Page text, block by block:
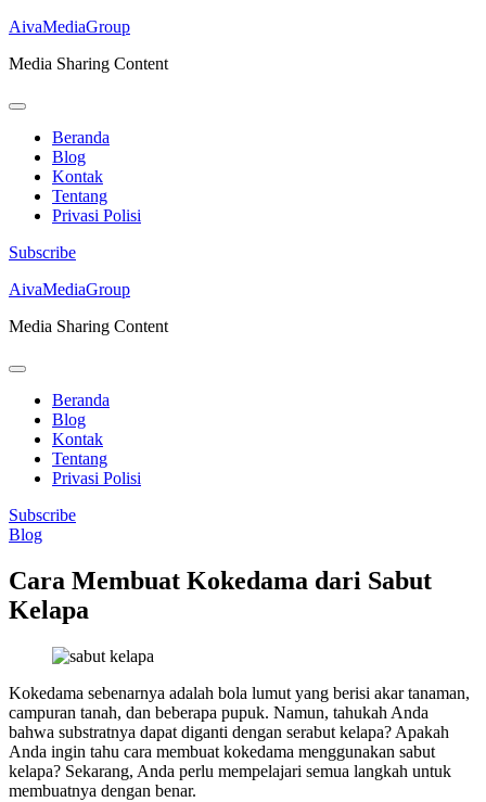
AivaMediaGroup
Media Sharing Content
Beranda
Blog
Kontak
Tentang
Privasi Polisi
Subscribe
Lompat
konten
Enter)
AivaMediaGroup
Media Sharing Content
Beranda
Blog
Kontak
Tentang
Privasi Polisi
Subscribe
Blog
Cara Membuat Kokedama dari Sabut
Kelapa
Kokedama sebenarnya adalah bola lumut yang berisi akar tanaman,
campuran tanah, dan beberapa pupuk. Namun, tahukah Anda
bahwa substratnya dapat diganti dengan serabut kelapa? Apakah
Anda ingin tahu cara membuat kokedama menggunakan sabut
kelapa? Sekarang, Anda perlu mempelajari semua langkah untuk
membuatnya dengan benar.